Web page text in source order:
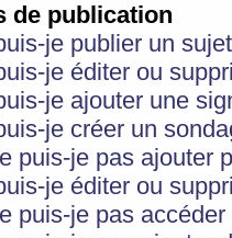
de publication
je publier un
je éditer ou
je ajouter une
je créer un
puis-je pas ajouter
je éditer ou
puis-je pas